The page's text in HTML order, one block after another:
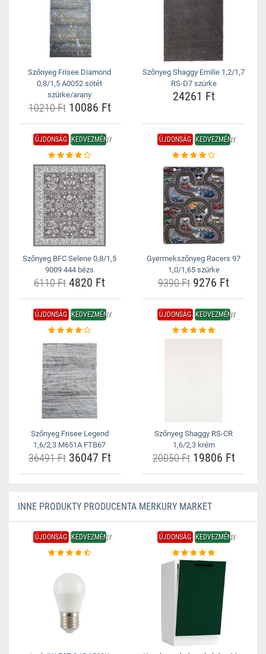
Szőnyeg Frisee Diamond
0,8/1,5 A0052 sötét
szürke/arany
10210 Ft10086 Ft
Szőnyeg Shaggy Emilie 1,2/1,7
RS-D7 szürke
24261 Ft
ÚJDONSÁG KEDVEZMÉNY
Szőnyeg BFC Selene 0,8/1,5
9009 444 bézs
6110 Ft 4820 Ft
ÚJDONSÁG KEDVEZMÉNY
Gyermekszőnyeg Racers 97
1,0/1,65 szürke
9390 Ft 9276 Ft
ÚJDONSÁG KEDVEZMÉNY
Szőnyeg Frisee Legend
1,6/2,3 M651A FTB67
36491 Ft36047 Ft
ÚJDONSÁG KEDVEZMÉNY
Szőnyeg Shaggy RS-CR
1,6/2,3 krém
20050 Ft19806 Ft
INNE PRODUKTY PRODUCENTA MERKURY MARKET
ÚJDONSÁG KEDVEZMÉNY ÚJDONSÁG KEDVEZMÉNY